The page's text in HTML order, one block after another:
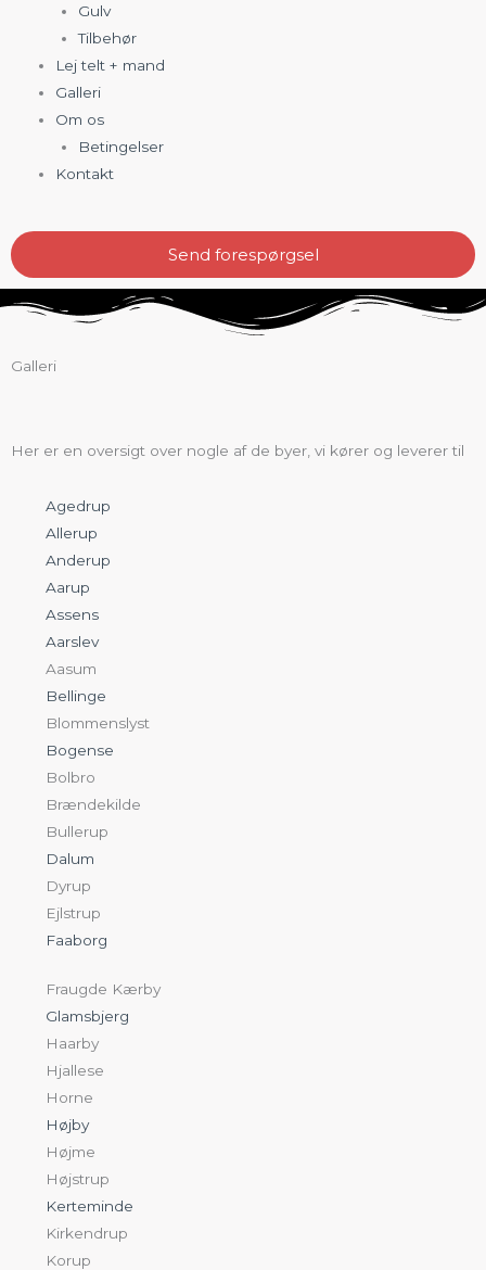
Gulv
Tilbehør
Lej telt + mand
Galleri
Om os
Betingelser
Kontakt
Send forespørgsel
Galleri
Her er en oversigt over nogle af de byer, vi kører og leverer til
Agedrup
Allerup
Anderup
Aarup
Assens
Aarslev
Aasum
Bellinge
Blommenslyst
Bogense
Bolbro
Brændekilde
Bullerup
Dalum
Dyrup
Ejlstrup
Faaborg
Fraugde Kærby
Glamsbjerg
Haarby
Hjallese
Horne
Højby
Højme
Højstrup
Kerteminde
Kirkendrup
Korup